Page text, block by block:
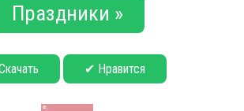
Праздники »
✔ Нравится